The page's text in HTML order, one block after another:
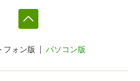
フォン版 パソコン版